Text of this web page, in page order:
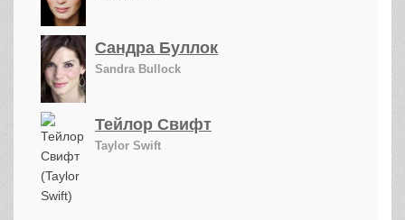
Сандра Буллок
Sandra Bullock
Тейлор Свифт
Taylor Swift